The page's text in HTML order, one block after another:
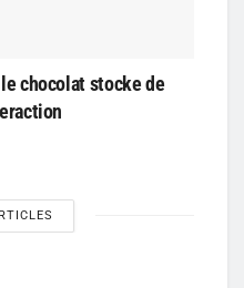
chocolat stocke de